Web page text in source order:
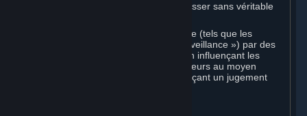
obtenir des récompenses ou progresser sans véritable
participer à des systèmes d'arbitrage (tels que les
évaluations par les pairs ou la « surveillance ») par des
moyens automatisés, notamment en influençant les
résultats ou en signalant des utilisateurs au moyen
d'actions scriptées plutôt qu'en exerçant un jugement